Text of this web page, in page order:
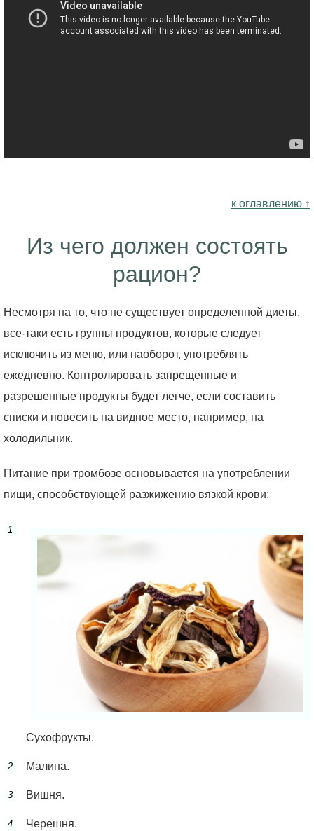
к оглавлению ↑
Из чего должен состоять
рацион?
Несмотря на то, что не существует определенной диеты,
все-таки есть группы продуктов, которые следует
исключить из меню, или наоборот, употреблять
ежедневно. Контролировать запрещенные и
разрешенные продукты будет легче, если составить
списки и повесить на видное место, например, на
холодильник.
Питание при тромбозе основывается на употреблении
пищи, способствующей разжижению вязкой крови:
Сухофрукты.
Малина.
Вишня.
Черешня.